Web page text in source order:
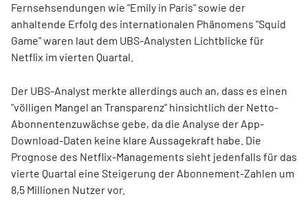
Fernsehsendungen wie "Emily in Paris" sowie der
anhaltende Erfolg des internationalen Phänomens "Squid
Game" waren laut dem UBS-Analysten Lichtblicke für
Netflix im vierten Quartal.
Der UBS-Analyst merkte allerdings auch an, dass es einen
"völligen Mangel an Transparenz" hinsichtlich der Netto-
Abonnentenzuwächse gebe, da die Analyse der App-
Download-Daten keine klare Aussagekraft habe. Die
Prognose des Netflix-Managements sieht jedenfalls für das
vierte Quartal eine Steigerung der Abonnement-Zahlen um
8,5 Millionen Nutzer vor.